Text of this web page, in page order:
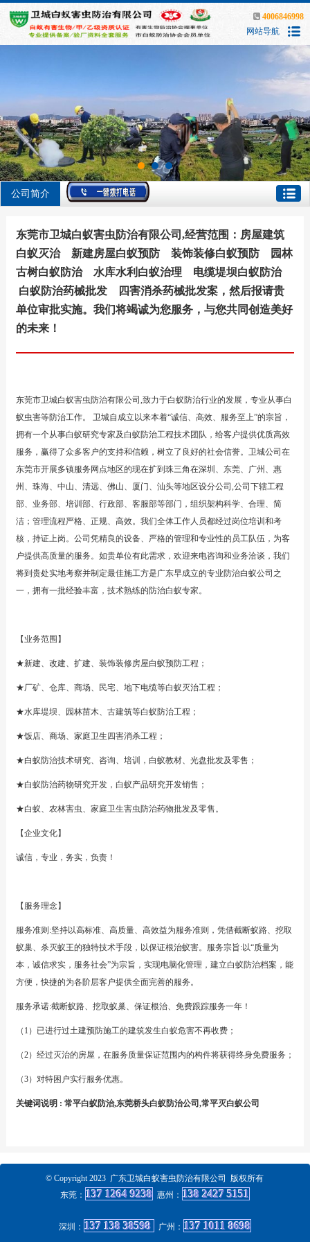
4006846998
网站导航
公司简介
东莞市卫城白蚁害虫防治有限公司,经营范围：房屋建筑
白蚁灭治 新建房屋白蚁预防 装饰装修白蚁预防 园林
古树白蚁防治 水库水利白蚁治理 电缆堤坝白蚁防治
白蚁防治药械批发 四害消杀药械批发案，然后报请贵
单位审批实施。我们将竭诚为您服务，与您共同创造美好
的未来！
东莞市卫城白蚁害虫防治有限公司,致力于白蚁防治行业的发展，专业从事白
蚁虫害等防治工作。 卫城自成立以来本着“诚信、高效、服务至上”的宗旨，
拥有一个从事白蚁研究专家及白蚁防治工程技术团队，给客户提供优质高效
服务，赢得了众多客户的支持和信赖，树立了良好的社会信誉。卫城公司在
东莞市开展多镇服务网点地区的现在扩到珠三角在深圳、东莞、广州、惠
州、珠海、中山、清远、佛山、厦门、汕头等地区设分公司,公司下辖工程
部、业务部、培训部、行政部、客服部等部门，组织架构科学、合理、简
洁；管理流程严格、正规、高效。我们全体工作人员都经过岗位培训和考
核，持证上岗。公司凭精良的设备、严格的管理和专业性的员工队伍，为客
户提供高质量的服务。如贵单位有此需求，欢迎来电咨询和业务洽谈，我们
将到贵处实地考察并制定最佳施工方是广东早成立的专业防治白蚁公司之
一，拥有一批经验丰富，技术熟练的防治白蚁专家。
【业务范围】
★新建、改建、扩建、装饰装修房屋白蚁预防工程；
★厂矿、仓库、商场、民宅、地下电缆等白蚁灭治工程；
★水库堤坝、园林苗木、古建筑等白蚁防治工程；
★饭店、商场、家庭卫生四害消杀工程；
★白蚁防治技术研究、咨询、培训，白蚁教材、光盘批发及零售；
★白蚁防治药物研究开发，白蚁产品研究开发销售；
★白蚁、农林害虫、家庭卫生害虫防治药物批发及零售。
【企业文化】
诚信，专业，务实，负责！
【服务理念】
服务准则:坚持以高标准、高质量、高效益为服务准则，凭借截断蚁路、挖取
蚁巢、杀灭蚁王的独特技术手段，以保证根治蚁害。服务宗旨:以“质量为
本，诚信求实，服务社会”为宗旨，实现电脑化管理，建立白蚁防治档案，能
方便，快捷的为各阶层客户提供全面完善的服务。
服务承诺:截断蚁路、挖取蚁巢、保证根治、免费跟踪服务一年！
（1）已进行过土建预防施工的建筑发生白蚁危害不再收费；
（2）经过灭治的房屋，在服务质量保证范围内的构件将获得终身免费服务；
（3）对特困户实行服务优惠。
关键词说明 : 常平白蚁防治,东莞桥头白蚁防治公司,常平灭白蚁公司
© Copyright 2023 广东卫城白蚁害虫防治有限公司 版权所有
东莞： 137 1264 9238 惠州 ： 138 2427 5151
深圳： 137 138 38598 广州 ： 137 1011 8698